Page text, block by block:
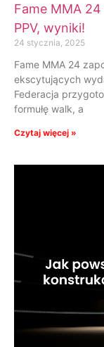
Fame MMA
PPV, wyniki!
24 stycznia, 2025
Fame MMA 24
ekscytujących
Federacja
formułę walk, a
Czytaj więcej »